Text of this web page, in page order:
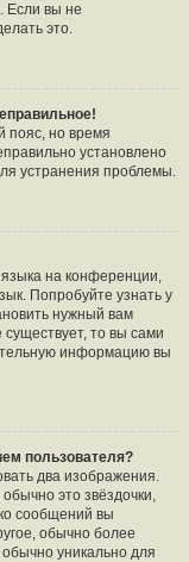
Если вы не
это.
пояс, но время
установлено
устранения проблемы.
на конференции,
Попробуйте узнать у
нужный вам
существует, то вы сами
информацию вы
пользователя?
два изображения.
это звёздочки,
сообщений вы
обычно более
уникально для